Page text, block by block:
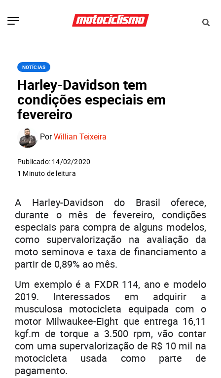
NOTÍCIAS
Harley-Davidson tem
condições especiais em
fevereiro
PorWillian Teixeira
Publicado: 14/02/2020
1 Minuto de leitura
A Harley-Davidson do Brasil oferece,
durante o mês de fevereiro, condições
especiais para compra de alguns modelos,
como supervalorização na avaliação da
moto seminova e taxa de financiamento a
partir de 0,89% ao mês.
Um exemplo é a FXDR 114, ano e modelo
2019. Interessados em adquirir a
musculosa motocicleta equipada com o
motor Milwaukee-Eight que entrega 16,11
kgf.m de torque a 3.500 rpm, vão contar
com uma supervalorização de R$ 10 mil na
motocicleta usada como parte de
pagamento.